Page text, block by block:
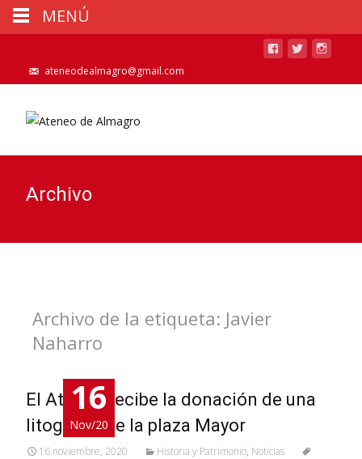
ateneodealmagro@gmail.com
Archivo
Archivo de la etiqueta: Javier
Naharro
16
Nov/20
El Ateneo recibe la donación de una
litografía de la plaza Mayor
16 noviembre, 2020 Historia y Patrimonio, Noticias
MENÚ